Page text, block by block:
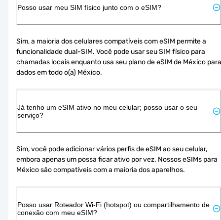
Posso usar meu SIM físico junto com o eSIM?
Sim, a maioria dos celulares compatíveis com eSIM permite a
funcionalidade dual-SIM. Você pode usar seu SIM físico para
chamadas locais enquanto usa seu plano de eSIM de México para
dados em todo o(a) México.
Já tenho um eSIM ativo no meu celular; posso usar o seu
serviço?
Sim, você pode adicionar vários perfis de eSIM ao seu celular,
embora apenas um possa ficar ativo por vez. Nossos eSIMs para
México são compatíveis com a maioria dos aparelhos.
Posso usar Roteador Wi-Fi (hotspot) ou compartilhamento de
conexão com meu eSIM?